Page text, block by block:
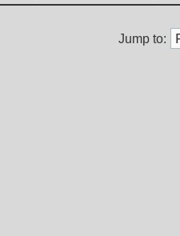
Jump to: